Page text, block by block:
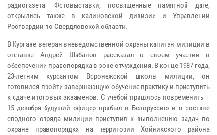
радиогазета. Фотовыставки, посвященные памятной дате,
открылись также в калиновской дивизии и Управлении
Росгвардии по Свердловской области.
В Кургане ветеран вневедомственной охраны капитан милиции в
отставке Андрей Шабанов рассказал о своем участии в
обеспечении правопорядка в зоне отчуждения. В конце 1987 года,
23-летним курсантом Воронежской школы милиции, он
готовился пройти завершающую обучение практику и приступить
к сдаче итоговых экзаменов. С учебой пришлось повременить –
15 декабря будущий офицер прибыл в Белоруссию и в составе
сводного отряда милиции приступил к выполнению задач по
охране правопорядка на территории Хойникского района